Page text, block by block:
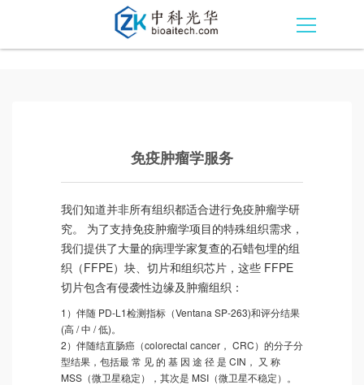
免疫肿瘤学服务
我们知道并非所有组织都适合进行免疫肿瘤学研
究。 为了支持免疫肿瘤学项目的特殊组织需求，
我们提供了大量的病理学家复查的石蜡包埋的组
织（FFPE）块、切片和组织芯片，这些 FFPE
切片包含有侵袭性边缘及肿瘤组织：
1）伴随 PD-L1检测指标（Ventana SP-263)和评分结果
(高 / 中 / 低)。
2）伴随结直肠癌（colorectal cancer， CRC）的分子分
型结果，包括最 常 见 的 基 因 途 径 是 CIN， 又 称
MSS（微卫星稳定），其次是 MSI（微卫星不稳定）。